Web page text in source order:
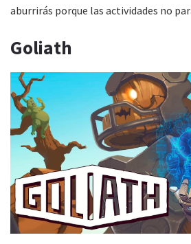
aburrirás porque las actividades no
Goliath